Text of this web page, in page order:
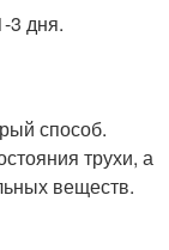
3 дня.
способ.
трухи, а
веществ.